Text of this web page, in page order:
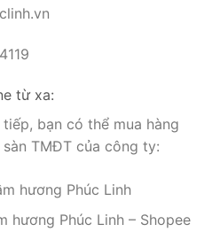
Biên Phủ, Phường 1, Bình
bạn có thể mua hàng
sàn TMĐT của công ty: